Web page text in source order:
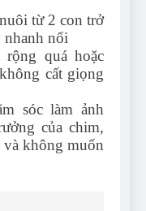
từ 2 con trở
nhanh nổi
quá hoặc
cất giọng
sóc làm ảnh
của chim,
không muốn